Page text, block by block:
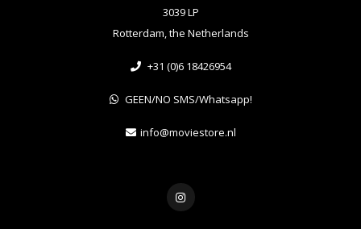
3039 LP
Rotterdam, the Netherlands
+31 (0)6 18426954
GEEN/NO SMS/Whatsapp!
info@moviestore.nl